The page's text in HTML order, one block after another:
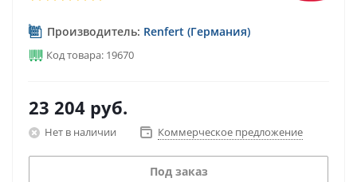
Производитель: Renfert (Германия)
Код товара: 19670
23 204 руб.
Нет в наличии Коммерческое предложение
Под заказ